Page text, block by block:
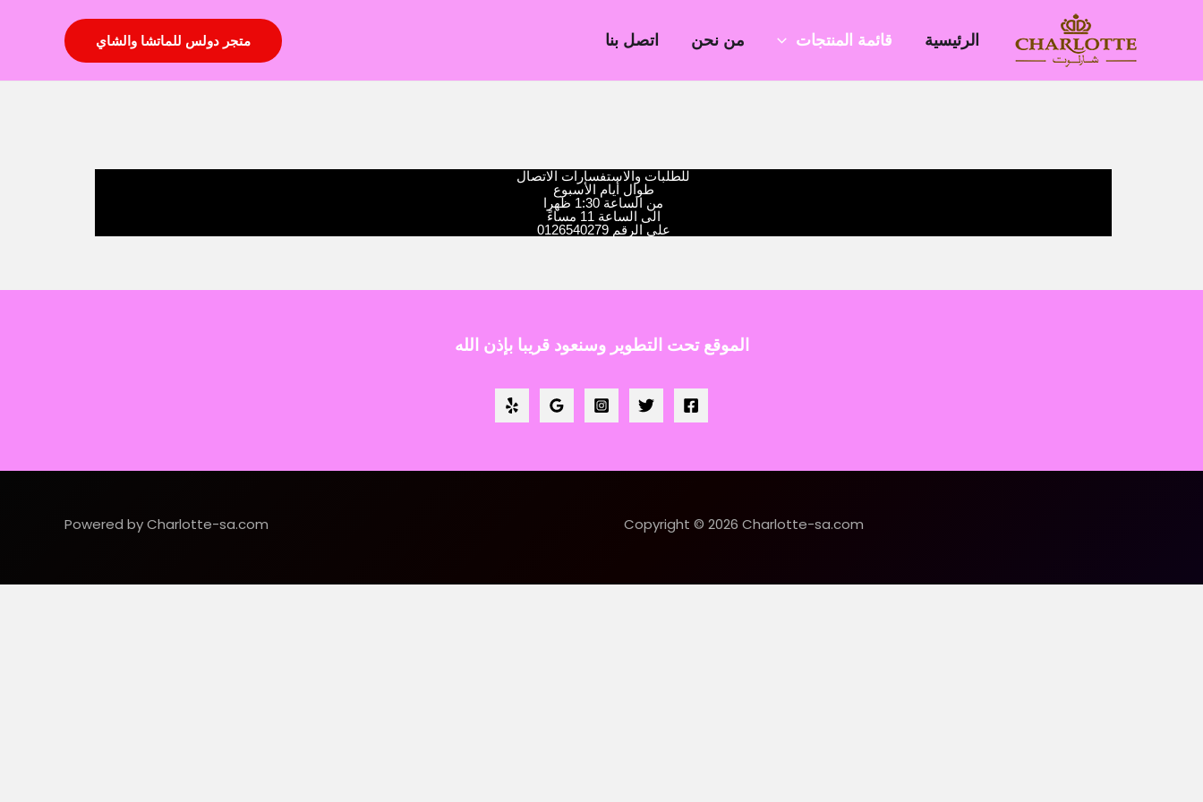
الرئيسية قائمة المنتجات من نحن اتصل بنا متجر دولس للماتشا والشاي
للطلبات والاستفسارات الاتصال
طوال أيام الأسبوع
من الساعة 1:30 ظهرا
الى الساعة 11 مساءً
على الرقم 0126540279
الموقع تحت التطوير وسنعود قريبا بإذن الله
Copyright © 2026 Charlotte-sa.com
Powered by Charlotte-sa.com